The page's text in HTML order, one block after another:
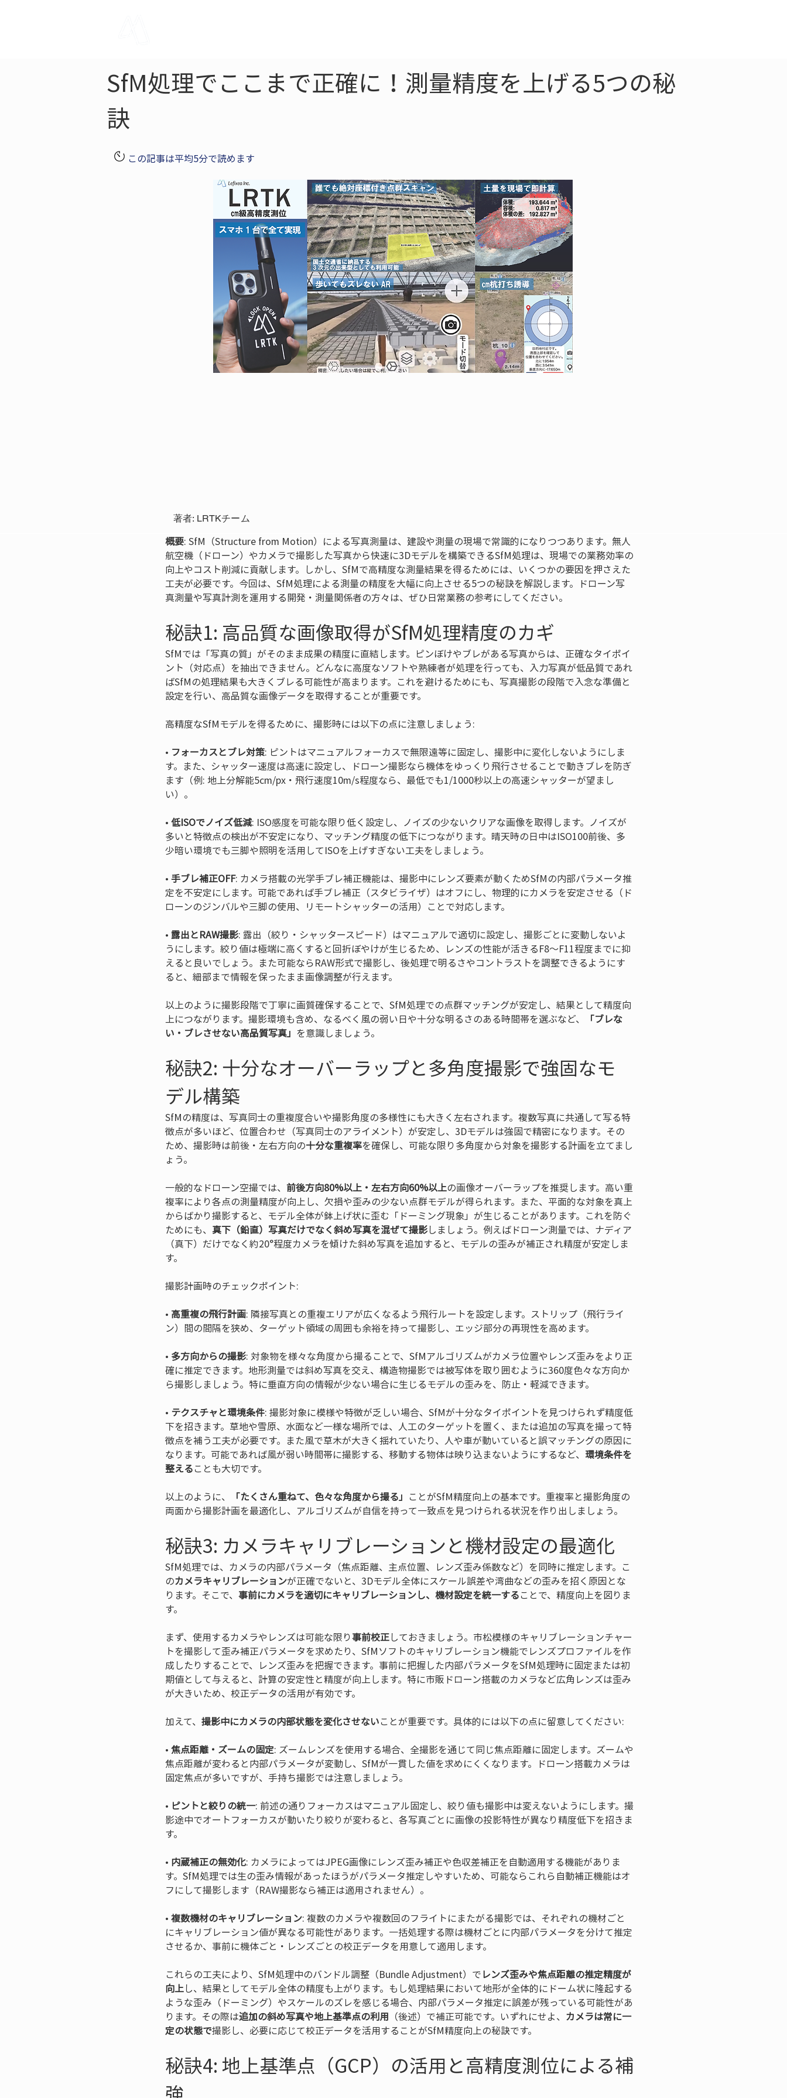
SfM処理でここまで正確に！測量精度を上げる5つの秘
訣
この記事は平均5分で読めます
著者: LRTKチーム
概要: SfM（Structure from Motion）による写真測量は、建設や測量の現場で常識的になりつつあります。無人
航空機（ドローン）やカメラで撮影した写真から快速に3Dモデルを構築できるSfM処理は、現場での業務効率の
向上やコスト削減に貢献します。しかし、SfMで高精度な測量結果を得るためには、いくつかの要因を押さえた
工夫が必要です。今回は、SfM処理による測量の精度を大幅に向上させる5つの秘訣を解説します。ドローン写
真測量や写真計測を運用する開発・測量関係者の方々は、ぜひ日常業務の参考にしてください。
秘訣1: 高品質な画像取得がSfM処理精度のカギ
SfMでは「写真の質」がそのまま成果の精度に直結します。ピンぼけやブレがある写真からは、正確なタイポイ
ント（対応点）を抽出できません。どんなに高度なソフトや熟練者が処理を行っても、入力写真が低品質であれ
ばSfMの処理結果も大きくブレる可能性が高まります。これを避けるためにも、写真撮影の段階で入念な準備と
設定を行い、高品質な画像データを取得することが重要です。
高精度なSfMモデルを得るために、撮影時には以下の点に注意しましょう:
• フォーカスとブレ対策: ピントはマニュアルフォーカスで無限遠等に固定し、撮影中に変化しないようにしま
す。また、シャッター速度は高速に設定し、ドローン撮影なら機体をゆっくり飛行させることで動きブレを防ぎ
ます（例: 地上分解能5cm/px・飛行速度10m/s程度なら、最低でも1/1000秒以上の高速シャッターが望まし
• 低ISOでノイズ低減: ISO感度を可能な限り低く設定し、ノイズの少ないクリアな画像を取得します。ノイズが
多いと特徴点の検出が不安定になり、マッチング精度の低下につながります。晴天時の日中はISO100前後、多
• 手ブレ補正OFF: カメラ搭載の光学手ブレ補正機能は、撮影中にレンズ要素が動くためSfMの内部パラメータ推
定を不安定にします。可能であれば手ブレ補正（スタビライザ）はオフにし、物理的にカメラを安定させる（ド
• 露出とRAW撮影: 露出（絞り・シャッタースピード）はマニュアルで適切に設定し、撮影ごとに変動しないよ
うにします。絞り値は極端に高くすると回折ぼやけが生じるため、レンズの性能が活きるF8〜F11程度までに抑
えると良いでしょう。また可能ならRAW形式で撮影し、後処理で明るさやコントラストを調整できるようにす
ると、細部まで情報を保ったまま画像調整が行えます。
以上のように撮影段階で丁寧に画質確保することで、SfM処理での点群マッチングが安定し、結果として精度向
上につながります。撮影環境も含め、なるべく風の弱い日や十分な明るさのある時間帯を選ぶなど、
「ブレな
い・ブレさせない高品質写真」 を意識しましょう。
秘訣2: 十分なオーバーラップと多角度撮影で強固なモ
デル構築
SfMの精度は、写真同士の重複度合いや撮影角度の多様性にも大きく左右されます。複数写真に共通して写る特
徴点が多いほど、位置合わせ（写真同士のアライメント）が安定し、3Dモデルは強固で精密になります。その
ため、撮影時は前後・左右方向の十分な重複率を確保し、可能な限り多角度から対象を撮影する計画を立てまし
ょう。
一般的なドローン空撮では、 前後方向80%以上・左右方向60%以上の画像オーバーラップを推奨します。高い重
複率により各点の測量精度が向上し、欠損や歪みの少ない点群モデルが得られます。また、平面的な対象を真上
からばかり撮影すると、モデル全体が鉢上げ状に歪む「ドーミング現象」が生じることがあります。これを防ぐ
ためにも、 真下（鉛直）写真だけでなく斜め写真を混ぜて撮影しましょう。例えばドローン測量では、ナディア
（真下）だけでなく約20°程度カメラを傾けた斜め写真を追加すると、モデルの歪みが補正され精度が安定しま
す。
撮影計画時のチェックポイント:
• 高重複の飛行計画: 隣接写真との重複エリアが広くなるよう飛行ルートを設定します。ストリップ（飛行ライ
• 多方向からの撮影: 対象物を様々な角度から撮ることで、SfMアルゴリズムがカメラ位置やレンズ歪みをより正
確に推定できます。地形測量では斜め写真を交え、構造物撮影では被写体を取り囲むように360度色々な方向か
• テクスチャと環境条件: 撮影対象に模様や特徴が乏しい場合、SfMが十分なタイポイントを見つけられず精度低
下を招きます。草地や雪原、水面など一様な場所では、人工のターゲットを置く、または追加の写真を撮って特
徴点を補う工夫が必要です。また風で草木が大きく揺れていたり、人や車が動いていると誤マッチングの原因に
なります。可能であれば風が弱い時間帯に撮影する、移動する物体は映り込まないようにするなど、 環境条件を
整えることも大切です。
以上のように、
「たくさん重ねて、色々な角度から撮る」 ことがSfM精度向上の基本です。重複率と撮影角度の
両面から撮影計画を最適化し、アルゴリズムが自信を持って一致点を見つけられる状況を作り出しましょう。
秘訣3: カメラキャリブレーションと機材設定の最適化
SfM処理では、カメラの内部パラメータ（焦点距離、主点位置、レンズ歪み係数など）を同時に推定します。こ
のカメラキャリブレーションが正確でないと、3Dモデル全体にスケール誤差や湾曲などの歪みを招く原因とな
ります。そこで、 事前にカメラを適切にキャリブレーションし、機材設定を統一することで、精度向上を図りま
す。
まず、使用するカメラやレンズは可能な限り事前校正しておきましょう。市松模様のキャリブレーションチャー
トを撮影して歪み補正パラメータを求めたり、SfMソフトのキャリブレーション機能でレンズプロファイルを作
成したりすることで、レンズ歪みを把握できます。事前に把握した内部パラメータをSfM処理時に固定または初
期値として与えると、計算の安定性と精度が向上します。特に市販ドローン搭載のカメラなど広角レンズは歪み
が大きいため、校正データの活用が有効です。
加えて、 撮影中にカメラの内部状態を変化させないことが重要です。具体的には以下の点に留意してください:
• 焦点距離・ズームの固定: ズームレンズを使用する場合、全撮影を通じて同じ焦点距離に固定します。ズームや
焦点距離が変わると内部パラメータが変動し、SfMが一貫した値を求めにくくなります。ドローン搭載カメラは
• ピントと絞りの統一: 前述の通りフォーカスはマニュアル固定し、絞り値も撮影中は変えないようにします。撮
影途中でオートフォーカスが動いたり絞りが変わると、各写真ごとに画像の投影特性が異なり精度低下を招きま
• 内蔵補正の無効化: カメラによってはJPEG画像にレンズ歪み補正や色収差補正を自動適用する機能がありま
す。SfM処理では生の歪み情報があったほうがパラメータ推定しやすいため、可能ならこれら自動補正機能はオ
• 複数機材のキャリブレーション: 複数のカメラや複数回のフライトにまたがる撮影では、それぞれの機材ごと
にキャリブレーション値が異なる可能性があります。一括処理する際は機材ごとに内部パラメータを分けて推定
させるか、事前に機体ごと・レンズごとの校正データを用意して適用します。
これらの工夫により、SfM処理中のバンドル調整（Bundle Adjustment）でレンズ歪みや焦点距離の推定精度が
向上し、結果としてモデル全体の精度も上がります。もし処理結果において地形が全体的にドーム状に隆起する
ような歪み（ドーミング）やスケールのズレを感じる場合、内部パラメータ推定に誤差が残っている可能性があ
ります。その際は追加の斜め写真や地上基準点の利用 （後述）で補正可能です。いずれにせよ、 カメラは常に一
定の状態で撮影し、必要に応じて校正データを活用することがSfM精度向上の秘訣です。
秘訣4: 地上基準点（GCP）の活用と高精度測位による補